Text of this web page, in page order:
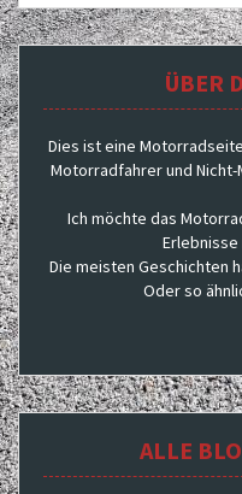
ÜBER
Dies ist eine
Motorradfahrer und
Ich möchte das
Die meisten Geschichten
Oder so
ALLE